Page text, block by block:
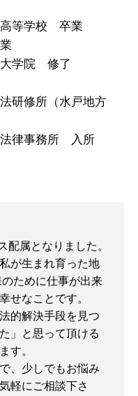
高等学校 卒業
大学院 修了
研修所（水戸地方
法律事務所 入所
配属となりました。
が生まれ育った地
ために仕事が出来
せなことです。
的解決手段を見つ
」と思って頂ける
す。
、少しでもお悩み
軽にご相談下さ